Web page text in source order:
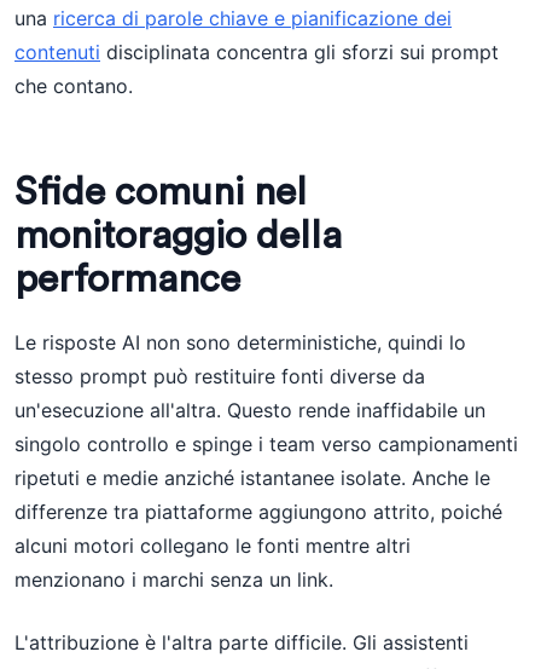
una ricerca di parole chiave e pianificazione dei
contenuti disciplinata concentra gli sforzi sui prompt
che contano.
Sfide comuni nel
monitoraggio della
performance
Le risposte AI non sono deterministiche, quindi lo
stesso prompt può restituire fonti diverse da
un'esecuzione all'altra. Questo rende inaffidabile un
singolo controllo e spinge i team verso campionamenti
ripetuti e medie anziché istantanee isolate. Anche le
differenze tra piattaforme aggiungono attrito, poiché
alcuni motori collegano le fonti mentre altri
menzionano i marchi senza un link.
L'attribuzione è l'altra parte difficile. Gli assistenti